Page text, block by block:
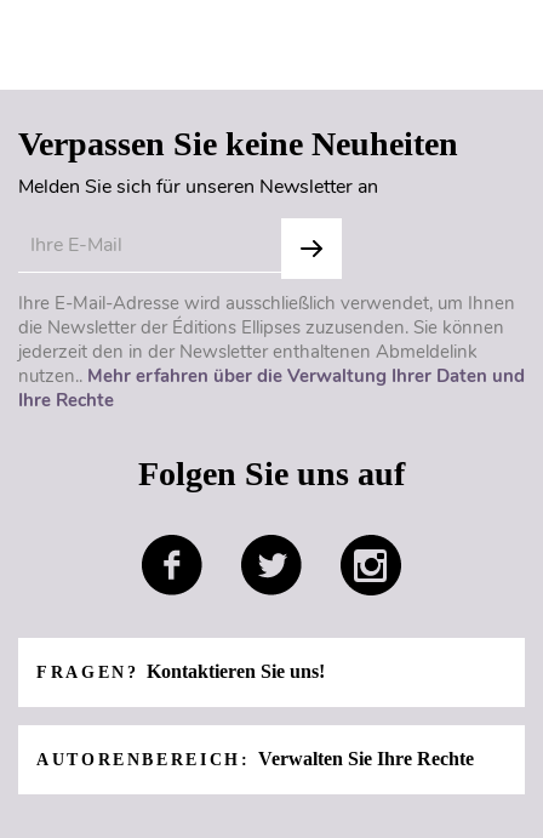
Verpassen Sie keine Neuheiten
Melden Sie sich für unseren Newsletter an
Ihre E-Mail-Adresse wird ausschließlich verwendet, um Ihnen
die Newsletter der Éditions Ellipses zuzusenden. Sie können
jederzeit den in der Newsletter enthaltenen Abmeldelink
nutzen.. Mehr erfahren über die Verwaltung Ihrer Daten und
Ihre Rechte
Folgen Sie uns auf
FRAGEN?Kontaktieren Sie uns!
AUTORENBEREICH: Verwalten Sie Ihre Rechte